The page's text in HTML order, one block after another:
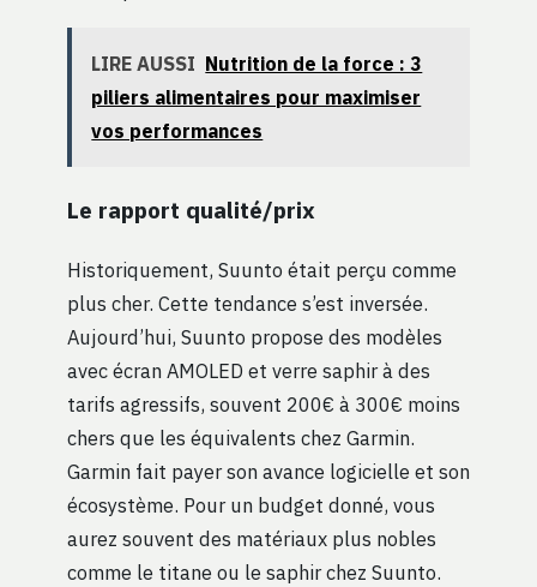
LIRE AUSSI Nutrition de la force : 3
piliers alimentaires pour maximiser
vos performances
Le rapport qualité/prix
Historiquement, Suunto était perçu comme
plus cher. Cette tendance s’est inversée.
Aujourd’hui, Suunto propose des modèles
avec écran AMOLED et verre saphir à des
tarifs agressifs, souvent 200€ à 300€ moins
chers que les équivalents chez Garmin.
Garmin fait payer son avance logicielle et son
écosystème. Pour un budget donné, vous
aurez souvent des matériaux plus nobles
comme le titane ou le saphir chez Suunto.